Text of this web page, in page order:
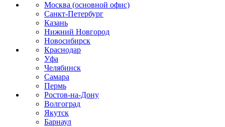
Москва (основной офис)
Санкт-Петербург
Казань
Нижний Новгород
Новосибирск
Краснодар
Уфа
Челябинск
Самара
Пермь
Ростов-на-Дону
Волгоград
Якутск
Барнаул